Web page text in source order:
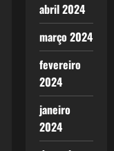
abril 2024
março 2024
fevereiro
2024
janeiro
2024